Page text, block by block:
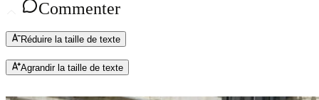
Commenter
Réduire la taille de texte
Agrandir la taille de texte